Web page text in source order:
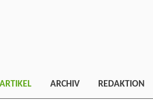
ARTIKEL ARCHIV REDAKTION